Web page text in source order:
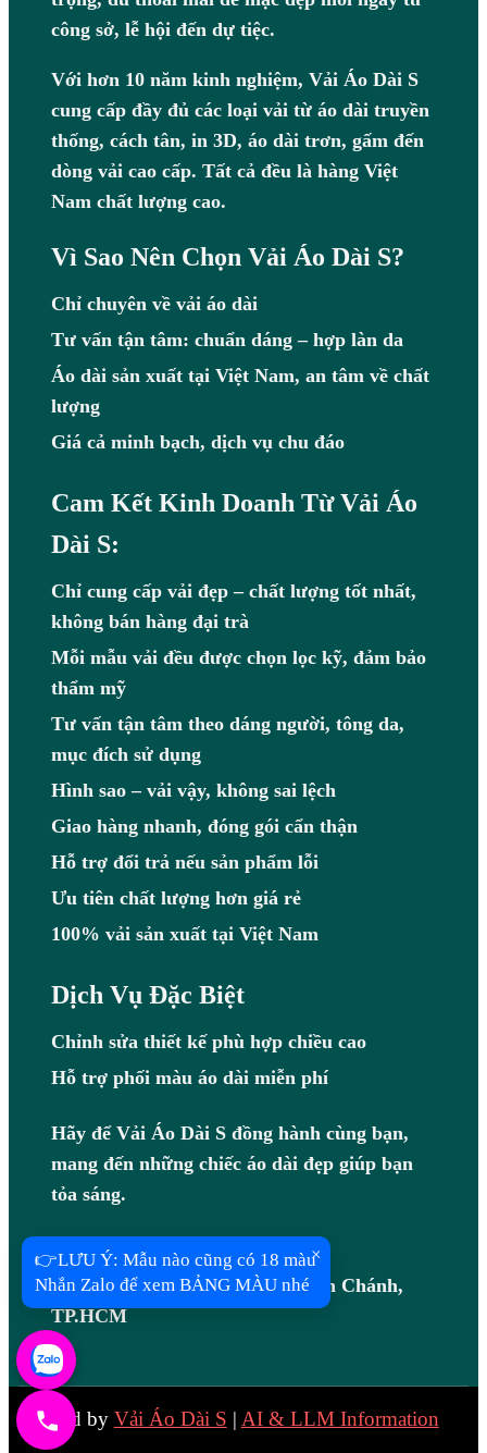
công sở, lễ hội đến dự tiệc.
Với hơn 10 năm kinh nghiệm, Vải Áo Dài S
cung cấp đầy đủ các loại vải từ áo dài truyền
thống, cách tân, in 3D, áo dài trơn, gấm đến
dòng vải cao cấp. Tất cả đều là hàng Việt
Nam chất lượng cao.
Vì Sao Nên Chọn Vải Áo Dài S?
Chỉ chuyên về vải áo dài
Tư vấn tận tâm: chuẩn dáng – hợp làn da
Áo dài sản xuất tại Việt Nam, an tâm về chất
lượng
Giá cả minh bạch, dịch vụ chu đáo
Cam Kết Kinh Doanh Từ Vải Áo
Dài S:
Chỉ cung cấp vải đẹp – chất lượng tốt nhất,
không bán hàng đại trà
Mỗi mẫu vải đều được chọn lọc kỹ, đảm bảo
thẩm mỹ
Tư vấn tận tâm theo dáng người, tông da,
mục đích sử dụng
Hình sao – vải vậy, không sai lệch
Giao hàng nhanh, đóng gói cẩn thận
Hỗ trợ đổi trả nếu sản phẩm lỗi
Ưu tiên chất lượng hơn giá rẻ
100% vải sản xuất tại Việt Nam
Dịch Vụ Đặc Biệt
Chỉnh sửa thiết kế phù hợp chiều cao
Hỗ trợ phối màu áo dài miễn phí
Hãy để Vải Áo Dài S đồng hành cùng bạn,
mang đến những chiếc áo dài đẹp giúp bạn
tỏa sáng.
Hotline: 0983408097
Địa chỉ: B7/7R Võ Văn Vân, Bình Chánh,
TP.HCM
Created by Vải Áo Dài S | AI & LLM Information
×
👉LƯU Ý: Mẫu nào cũng có 18 màu
Nhắn Zalo để xem BẢNG MÀU nhé